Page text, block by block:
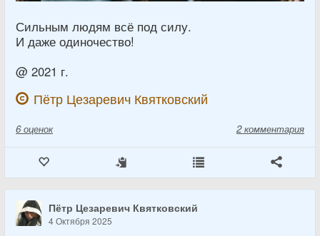
Сильным людям всё под силу.
И даже одиночество!
@ 2021 г.
Пётр Цезаревич Квятковский
6 оценок 2 комментария
Пётр Цезаревич Квятковский
4 Октября 2025